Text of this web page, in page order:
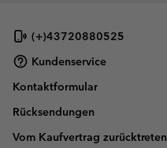
(+)43720880525
Kundenservice
Kontaktformular
Rücksendungen
Vom Kaufvertrag zurücktreten